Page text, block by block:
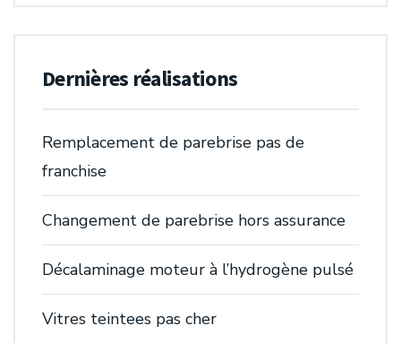
Dernières réalisations
Remplacement de parebrise pas de
franchise
Changement de parebrise hors assurance
Décalaminage moteur à l’hydrogène pulsé
Vitres teintees pas cher